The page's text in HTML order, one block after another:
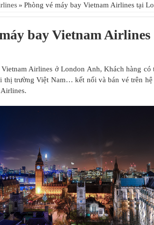
» Phòng vé máy bay Vietnam Airlines tại
bay Vietnam
Airlines ở London Anh, Khách hàng
thị trường Việt Nam… kết nối và bán vé trên